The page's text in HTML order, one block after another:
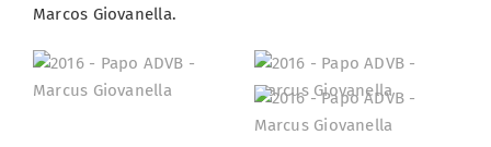
Marcos Giovanella.